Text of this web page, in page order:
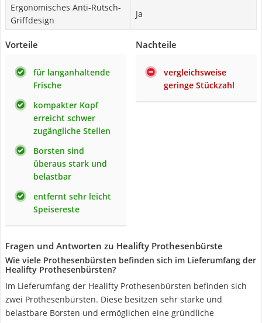
Ergonomisches Anti-Rutsch-
Griffdesign
Ja
Vorteile
für langanhaltende
Frische
kompakter Kopf
erreicht schwer
zugängliche Stellen
Borsten sind
überaus stark und
belastbar
entfernt sehr leicht
Speisereste
Nachteile
vergleichsweise
geringe Stückzahl
Fragen und Antworten zu Healifty Prothesenbürste
Wie viele Prothesenbürsten befinden sich im Lieferumfang der
Healifty Prothesenbürsten?
Im Lieferumfang der Healifty Prothesenbürsten befinden sich
zwei Prothesenbürsten. Diese besitzen sehr starke und
belastbare Borsten und ermöglichen eine gründliche